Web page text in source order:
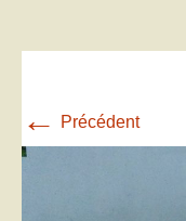
← Précédent